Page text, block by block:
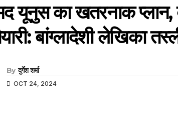
यूनुस का खतरनाक प्लान,
बांग्लादेशी लेखिका
By दुर्गेश शर्मा
OCT 24, 2024